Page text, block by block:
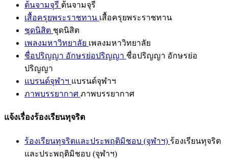
ต้นจามจุรี ต้นจามจุรี
เสื้อครุยพระราชทาน เสื้อครุยพระราชทาน
ชุดนิสิต ชุดนิสิต
เพลงมหาวิทยาลัย เพลงมหาวิทยาลัย
ชื่อปริญญา อักษรย่อปริญญา ชื่อปริญญา อักษรย่อ
ปริญญา
แบรนด์จุฬาฯ แบรนด์จุฬาฯ
ภาพบรรยากาศ ภาพบรรยากาศ
แจ้งเรื่องร้องเรียนทุจริต
ร้องเรียนทุจริตและประพฤติมิชอบ (จุฬาฯ) ร้องเรียนทุจริต
และประพฤติมิชอบ (จุฬาฯ)